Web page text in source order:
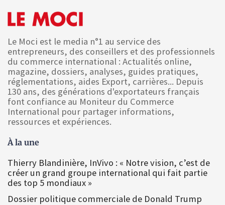
Le Moci est le media n°1 au service des
entrepreneurs, des conseillers et des professionnels
du commerce international : Actualités online,
magazine, dossiers, analyses, guides pratiques,
réglementations, aides Export, carrières... Depuis
130 ans, des générations d'exportateurs français
font confiance au Moniteur du Commerce
International pour partager informations,
ressources et expériences.
À la une
Thierry Blandinière, InVivo : « Notre vision, c’est de
créer un grand groupe international qui fait partie
des top 5 mondiaux »
Dossier politique commerciale de Donald Trump